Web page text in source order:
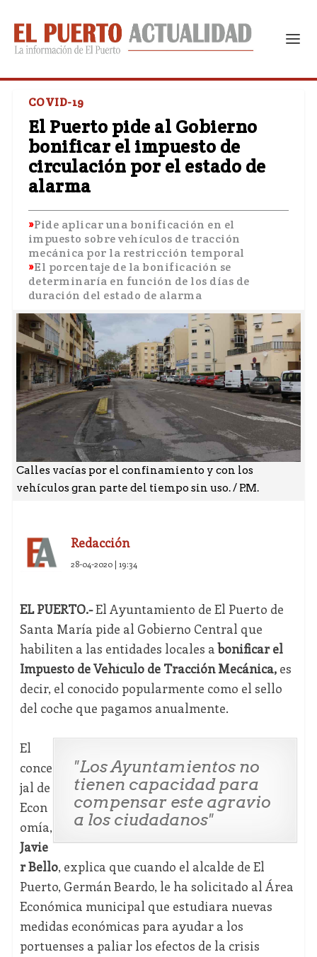
COVID-19
El Puerto pide al Gobierno
bonificar el impuesto de
circulación por el estado de
alarma
Pide aplicar una bonificación en el
impuesto sobre vehículos de tracción
mecánica por la restricción temporal
El porcentaje de la bonificación se
determinaría en función de los días de
duración del estado de alarma
Calles vacías por el confinamiento y con los
vehículos gran parte del tiempo sin uso. / P.M.
Redacción
28-04-2020 | 19:34
EL PUERTO.-El Ayuntamiento de El Puerto de
Santa María pide al Gobierno Central que
habiliten a las entidades locales abonificar el
Impuesto de Vehículo de Tracción Mecánica,es
decir, el conocido popularmente como el sello
del coche que pagamos anualmente.
"Los Ayuntamientos no
tienen capacidad para
compensar este agravio
a los ciudadanos"
El
conce
jal de
Econ
omía,
Javie
r Bello, explica que cuando el alcalde de El
Puerto, Germán Beardo, le ha solicitado al Área
Económica municipal que estudiara nuevas
medidas económicas para ayudar a los
portuenses a paliar los efectos de la crisis